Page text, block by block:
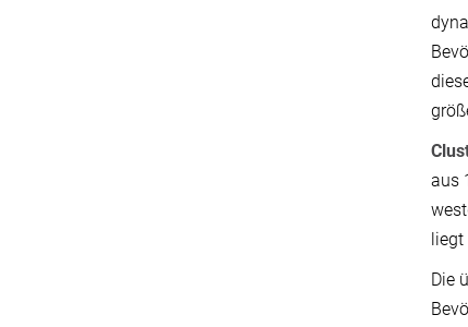
aus
Die